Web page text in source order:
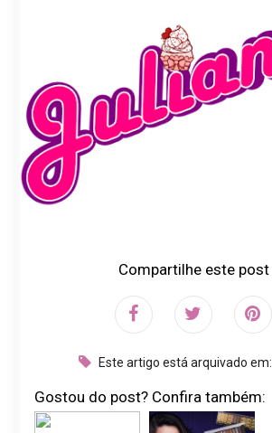
Compartilhe este post
Este artigo está arquivado em:
Gostou do post? Confira também: